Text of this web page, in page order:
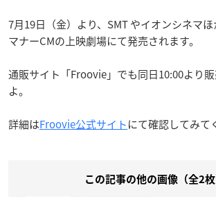
7月19日（金）より、SMT やイオンシネマほ
マナーCMの上映劇場にて発売されます。
通販サイト「Froovie」でも同日10:00より
よ。
詳細はFroovie公式サイトにて確認してみて
この記事の他の画像（全2枚